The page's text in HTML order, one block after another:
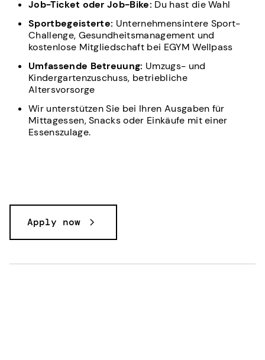
Job-Ticket oder Job-Bike: Du hast die Wahl
Sportbegeisterte: Unternehmensintere Sport-
Challenge, Gesundheitsmanagement und
kostenlose Mitgliedschaft bei EGYM Wellpass
Umfassende Betreuung: Umzugs- und
Kindergartenzuschuss, betriebliche
Altersvorsorge
Wir unterstützen Sie bei Ihren Ausgaben für
Mittagessen, Snacks oder Einkäufe mit einer
Essenszulage.
Apply now